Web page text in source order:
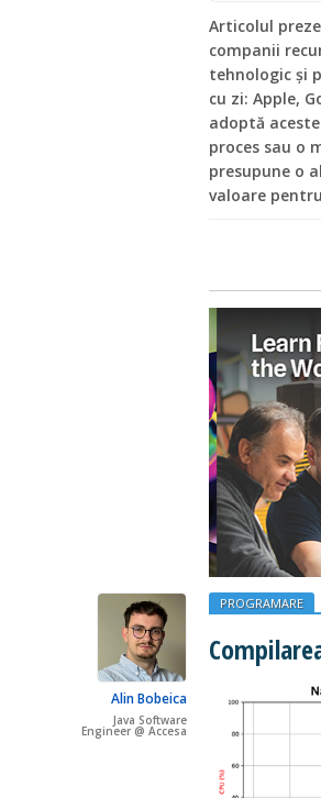
Articolul
companii
tehnologic și
cu zi: Apple,
adoptă
proces sau o
presupune o
valoare
Alin Bobeica
Java Software
Engineer @ Accesa
PROGRAMARE